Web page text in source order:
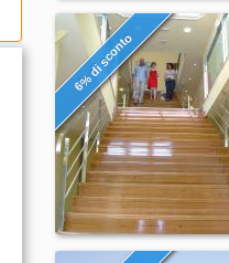
6% di sconto